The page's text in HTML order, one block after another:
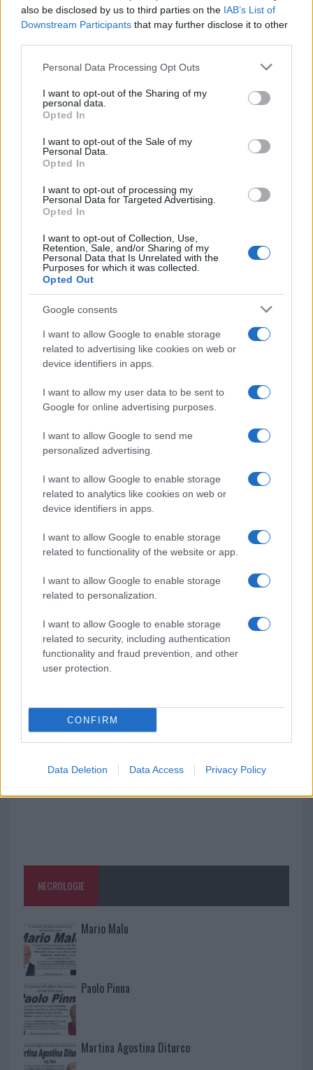
also be disclosed by us to third parties on the IAB’s List of
Downstream Participants that may further disclose it to other
Please note that this website/app uses one or more Google
not limited to your visit or usage behaviour. You may click to
grant or deny consent to Google and its third-party tags to
use your data for below specified purposes in below Google
consent section.
Personal Data Processing Opt Outs
I want to opt-out of the Sharing of my
personal data.
Opted In
I want to opt-out of the Sale of my
Personal Data.
Opted In
I want to opt-out of processing my
Personal Data for Targeted Advertising.
Opted In
I want to opt-out of Collection, Use,
Retention, Sale, and/or Sharing of my
Personal Data that Is Unrelated with the
Purposes for which it was collected.
Opted Out
Google consents
I want to allow Google to enable storage
related to advertising like cookies on web or
device identifiers in apps.
I want to allow my user data to be sent to
Google for online advertising purposes.
I want to allow Google to send me
personalized advertising.
I want to allow Google to enable storage
related to analytics like cookies on web or
device identifiers in apps.
I want to allow Google to enable storage
related to functionality of the website or app.
I want to allow Google to enable storage
related to personalization.
I want to allow Google to enable storage
related to security, including authentication
functionality and fraud prevention, and other
user protection.
CONFIRM
Data Deletion Data Access Privacy Policy
Ricevi le nostre ultime news
Condividi l'articolo
F
a
ce
b
o
o
k
T
w
it
te
r
n
te
re
st
h
at
s
A
p
p
h
a
re
Prossimo articolo
NOTIZIE RECENTI
Controlli rafforzati in Costa Smeralda, 20
arresti e 135 denunce
Tre milioni di euro dalla Provincia Gallura per
nuove aule nelle scuole di Olbia
Incidente sulla provinciale 125, paura tra Olbia e
Incidente sulla strada provinciale ad Arzachena,
Sangue, musica e solidarietà con Avis Olbia al
Delta Center
Meteo Olbia 9 agosto, temperature in calo
va avanti: “Sicilia, ci sono”
NECROLOGIE
Mario Malu
Paolo Pinna
Martina Agostina Diturco